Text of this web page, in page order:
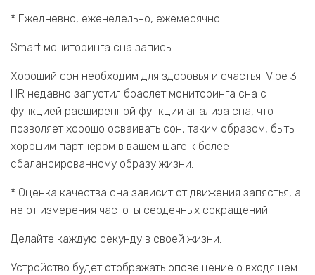
* Ежедневно, еженедельно, ежемесячно
Smart мониторинга сна запись
Хороший сон необходим для здоровья и счастья. Vibe 3
HR недавно запустил браслет мониторинга сна с
функцией расширенной функции анализа сна, что
позволяет хорошо осваивать сон, таким образом, быть
хорошим партнером в вашем шаге к более
сбалансированному образу жизни.
* Оценка качества сна зависит от движения запястья, а
не от измерения частоты сердечных сокращений.
Делайте каждую секунду в своей жизни.
Устройство будет отображать оповещение о входящем